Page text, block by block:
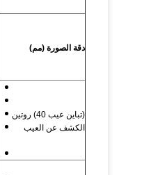
دقة الصورة (مم)
(تباين عيب 40) روتين
الكشف عن العيب